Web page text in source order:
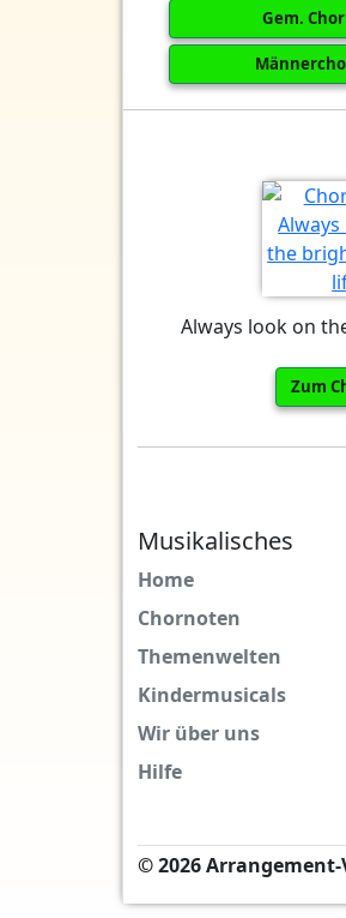
Gem.
Always look on
Zum
Musikalisches
Home
Chornoten
Themenwelten
Kindermusicals
Wir über uns
Hilfe
© 2026 Arrangement-